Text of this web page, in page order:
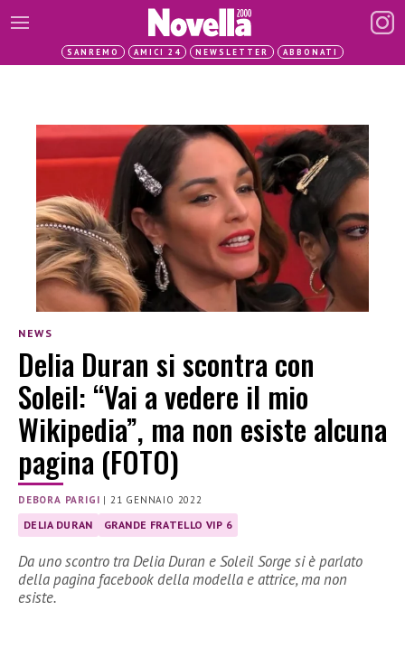
SANREMO AMICI 24 NEWSLETTER ABBONATI
NEWS
Delia Duran si scontra con
Soleil: “Vai a vedere il mio
Wikipedia”, ma non esiste alcuna
pagina (FOTO)
DEBORA PARIGI | 21 GENNAIO 2022
DELIA DURAN GRANDE FRATELLO VIP 6
Da uno scontro tra Delia Duran e Soleil Sorge si è parlato
della pagina facebook della modella e attrice, ma non
esiste.